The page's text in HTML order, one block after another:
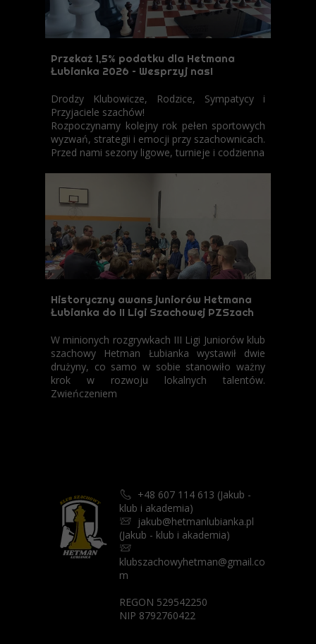
Przekaż 1,5% podatku dla Hetmana
Łubianka 2026 – Wesprzyj nas!
Drodzy Klubowicze, Rodzice, Sympatycy i
Przyjaciele szachów!
Rozpoczynamy kolejny rok pełen sportowych
wyzwań, strategii i emocji przy szachownicach.
Przed nami sezony ligowe, turnieje i codzienna
Historyczny awans juniorów Hetmana
Łubianka do II Ligi Szachowej PZSzach
W minionych rozgrywkach III Ligi Juniorów klub
szachowy Hetman Łubianka wystawił dwie
drużyny, co samo w sobie stanowiło ważny
krok w rozwoju lokalnych talentów.
Zwieńczeniem
📞
+48 607 114 613 (Jakub -
klub i akademia)
📨
jakub@hetmanlubianka.pl
(Jakub - klub i akademia)
📨
klubszachowyhetman@gmail.co
m
REGON 529542250
NIP 8792760422